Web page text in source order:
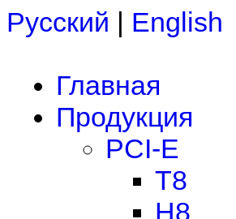
Русский | English
Главная
Продукция
PCI-E
T8
H8